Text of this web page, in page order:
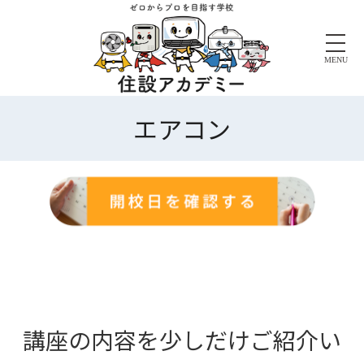
MENU
エアコン
講座の内容を少しだけご紹介い